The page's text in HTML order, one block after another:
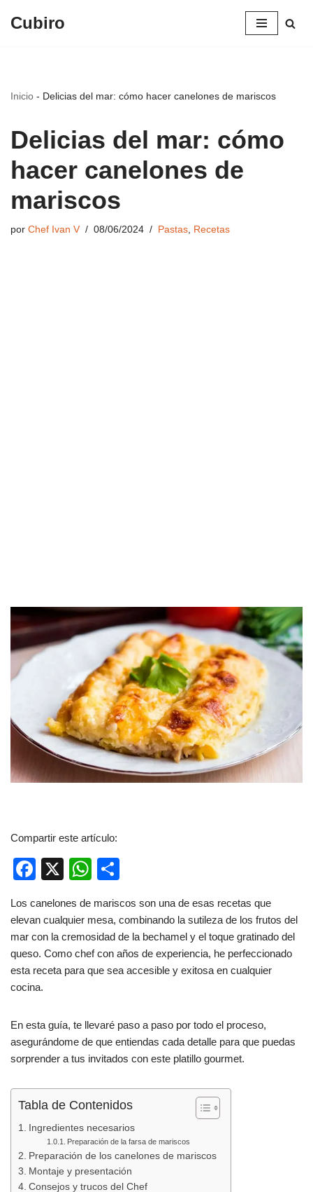
Cubiro
Inicio - Delicias del mar: cómo hacer canelones de mariscos
Delicias del mar: cómo
hacer canelones de
mariscos
por Chef Ivan V 08/06/2024 Pastas, Recetas
Compartir este artículo:
F
c
e
b
o
k
X
W
at
s
A
p
m
p
ar
tir
Los canelones de mariscos son una de esas recetas que
elevan cualquier mesa, combinando la sutileza de los frutos del
mar con la cremosidad de la bechamel y el toque gratinado del
queso. Como chef con años de experiencia, he perfeccionado
esta receta para que sea accesible y exitosa en cualquier
cocina.
En esta guía, te llevaré paso a paso por todo el proceso,
asegurándome de que entiendas cada detalle para que puedas
sorprender a tus invitados con este platillo gourmet.
Tabla de Contenidos
Ingredientes necesarios
Preparación de la farsa de mariscos
Preparación de los canelones de mariscos
Montaje y presentación
Consejos y trucos del Chef